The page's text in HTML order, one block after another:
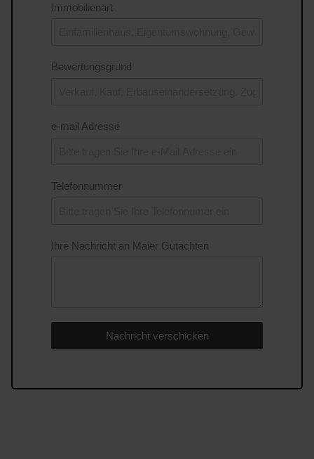
Immobilienart
Bewertungsgrund
e-mail Adresse
Telefonnummer
Ihre Nachricht an Maier Gutachten
Nachricht verschicken